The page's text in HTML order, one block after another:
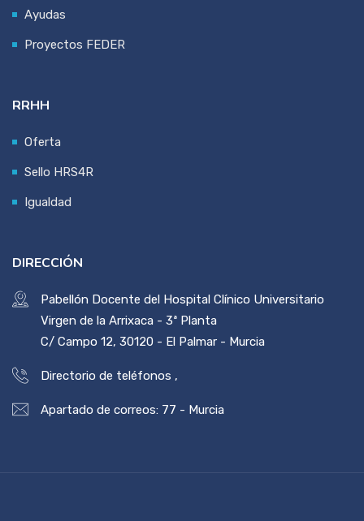
Ayudas
Proyectos FEDER
RRHH
Oferta
Sello HRS4R
Igualdad
DIRECCIÓN
Pabellón Docente del Hospital Clínico Universitario
Virgen de la Arrixaca - 3ª Planta
C/ Campo 12, 30120 - El Palmar - Murcia
Directorio de teléfonos ,
Apartado de correos: 77 - Murcia